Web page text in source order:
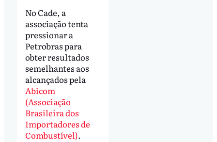
No Cade, a
associação tenta
pressionar a
Petrobras para
obter resultados
semelhantes aos
alcançados pela
Abicom
(Associação
Brasileira dos
Importadores de
Combustível).